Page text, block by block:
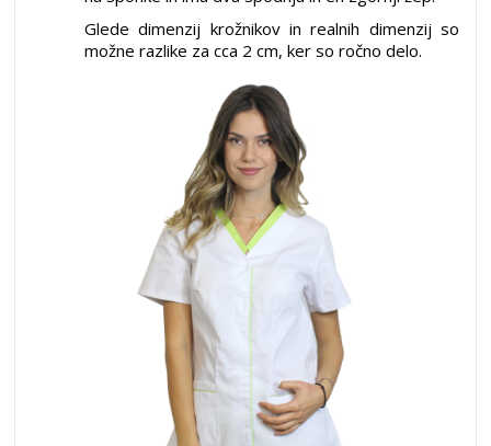
Glede dimenzij krožnikov in realnih dimenzij so
možne razlike za cca 2 cm, ker so ročno delo.